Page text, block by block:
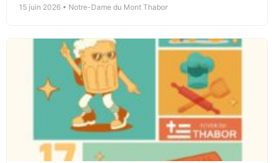
15 juin 2026 • Notre-Dame du Mont Thabor